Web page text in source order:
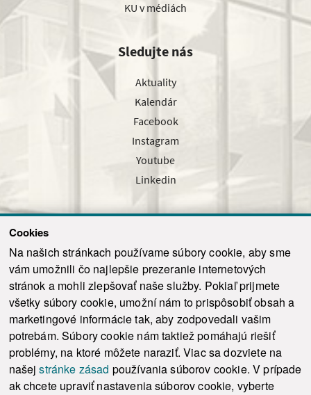
Cookies
Na našich stránkach používame súbory cookie, aby sme
vám umožnili čo najlepšie prezeranie internetových
stránok a mohli zlepšovať naše služby. Pokiaľ prijmete
všetky súbory cookie, umožní nám to prispôsobiť obsah a
marketingové informácie tak, aby zodpovedali vašim
potrebám. Súbory cookie nám taktiež pomáhajú riešiť
problémy, na ktoré môžete naraziť. Viac sa dozviete na
našejstránke zásad používania súborov cookie. V prípade
ak chcete upraviť nastavenia súborov cookie, vyberte
KU v médiách
Sledujte nás
Aktuality
Kalendár
Facebook
Instagram
Youtube
Linkedin
Odoslať
© 2021-2026 ku.sk. Všetky práva vyhradené. | Ochrana osobných údajov
Vyhlásenie o prístupnosti | Admin